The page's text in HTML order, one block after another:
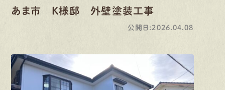
あま市 K様邸 外壁塗装工事
公開日:2026.04.08